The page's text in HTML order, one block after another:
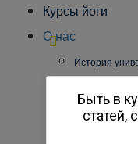
Курсы йоги
О нас
История
Быть в
статей,